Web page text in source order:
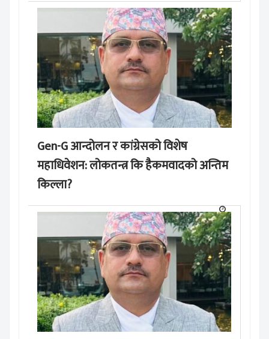
Gen-G आन्दोलन र कांग्रेसको विशेष
महाधिवेशन: लोकतन्त्र कि हैकमवादको अन्तिम
किल्ला?